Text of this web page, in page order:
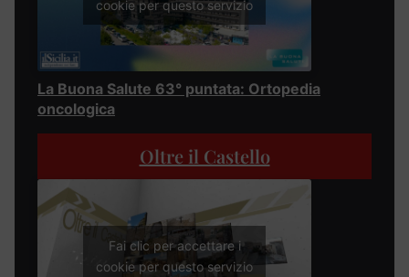
cookie per questo servizio
La Buona Salute 63° puntata: Ortopedia
oncologica
Oltre il Castello
Fai clic per accettare i
cookie per questo servizio